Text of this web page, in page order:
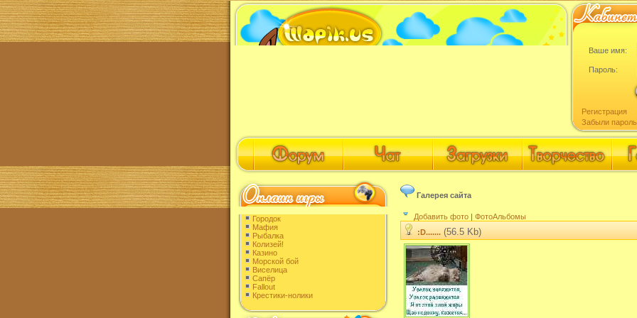
Ваше имя:
Пароль:
Регистрация
Забыли
Городок
Мафия
Рыбалка
Колизей!
Казино
Морской бой
Виселица
Сапёр
Fallout
Крестики-нолики
Галерея сайта
Добавить фото | ФотоАльбомы
:D....... (56.5 Kb)